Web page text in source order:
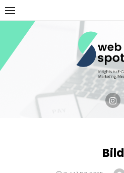
Skip
to
content
Bild